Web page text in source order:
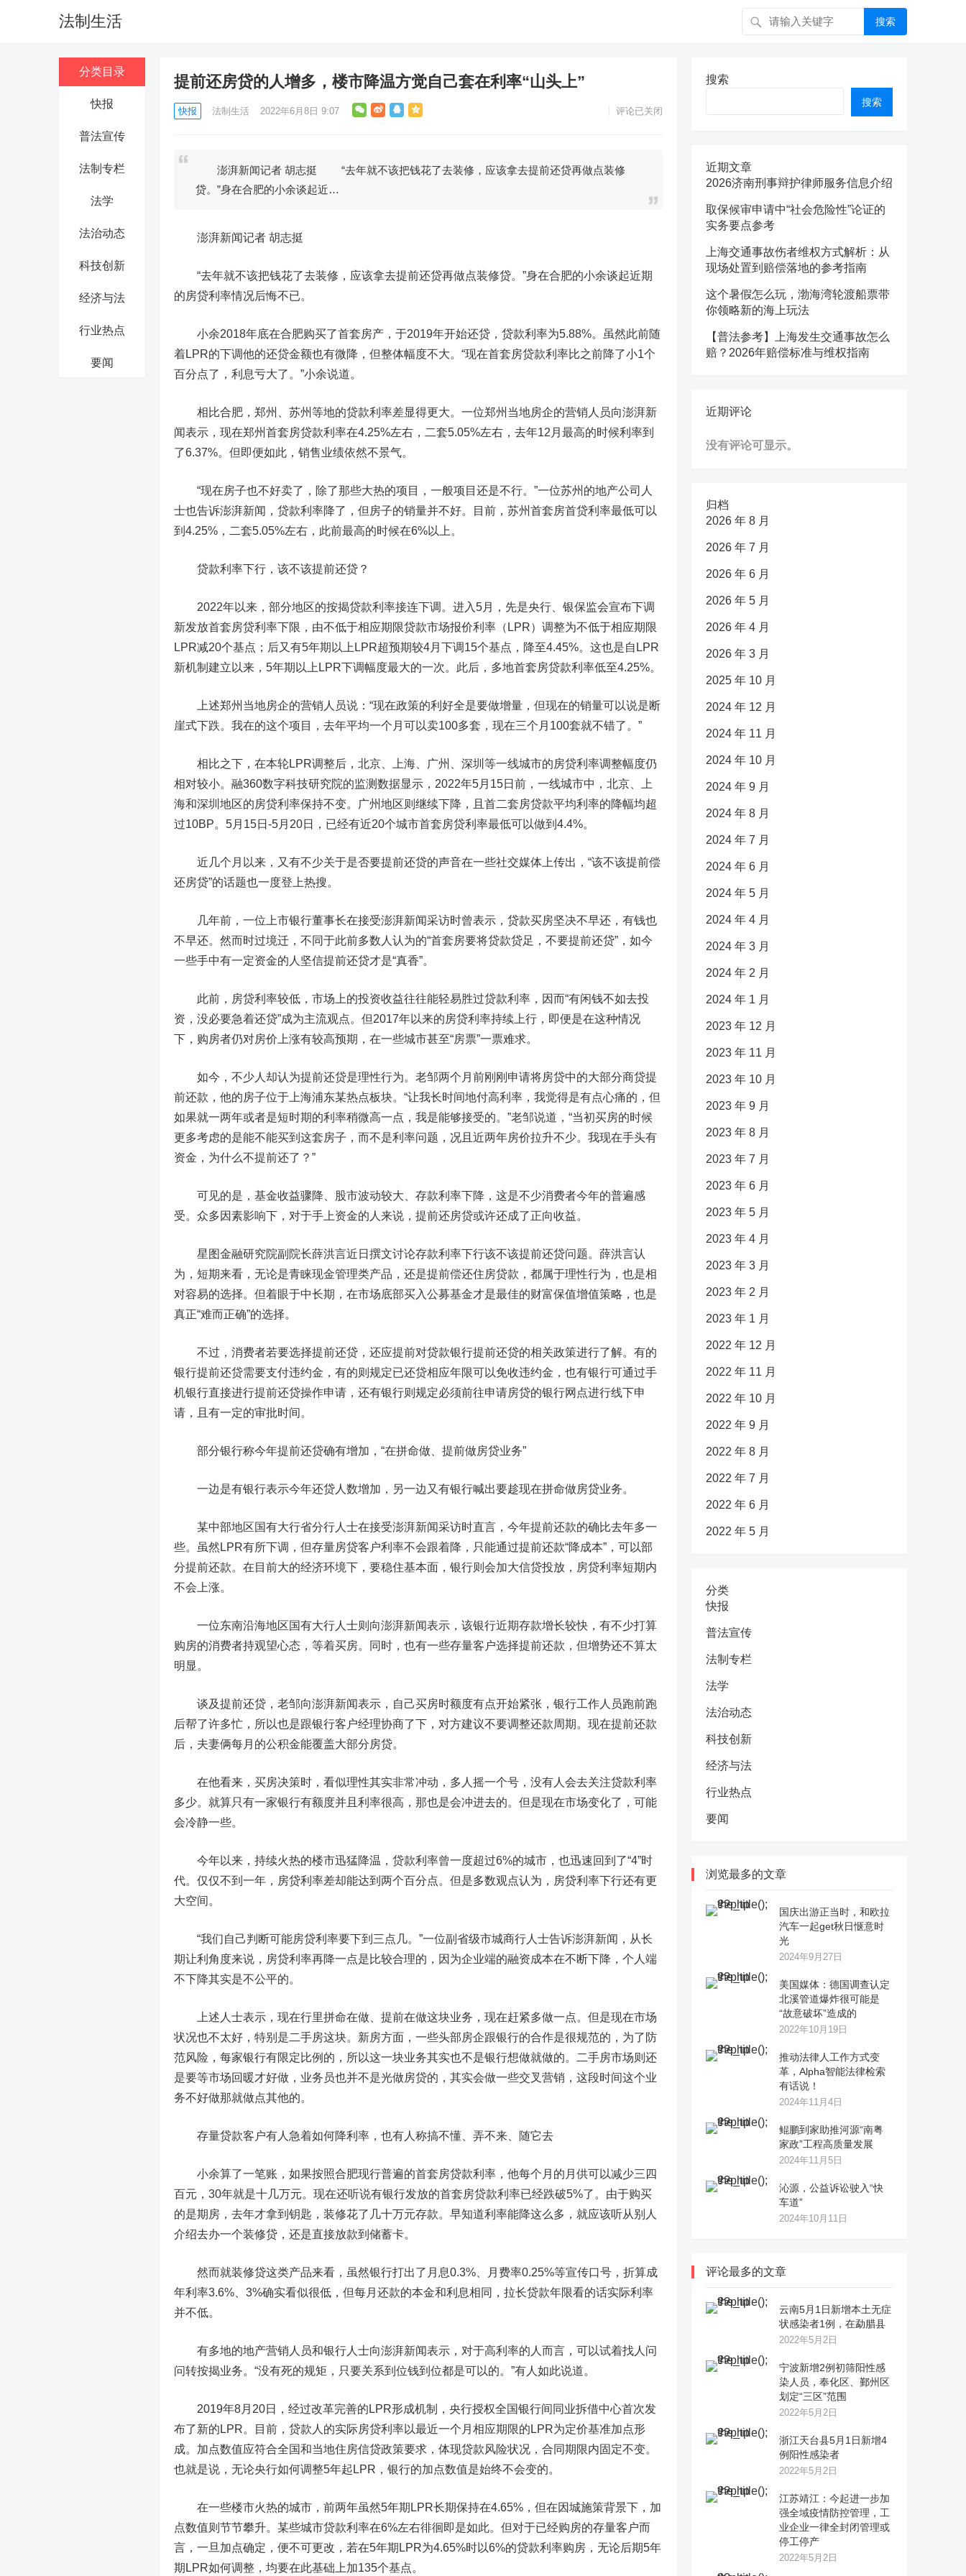
法制生活 搜索
分类目录
快报
普法宣传
法制专栏
法学
法治动态
科技创新
经济与法
行业热点
要闻
提前还房贷的人增多，楼市降温方觉自己套在利率“山头上”
快报 法制生活 2022年6月8日 9:07 评论已关闭
澎湃新闻记者 胡志挺 “去年就不该把钱花了去装修，应该拿去提前还贷再做点装修
贷。”身在合肥的小余谈起近…
澎湃新闻记者 胡志挺
“去年就不该把钱花了去装修，应该拿去提前还贷再做点装修贷。”身在合肥的小余谈起近期
的房贷利率情况后悔不已。
小余2018年底在合肥购买了首套房产，于2019年开始还贷，贷款利率为5.88%。虽然此前随
着LPR的下调他的还贷金额也有微降，但整体幅度不大。“现在首套房贷款利率比之前降了小1个
百分点了，利息亏大了。”小余说道。
相比合肥，郑州、苏州等地的贷款利率差显得更大。一位郑州当地房企的营销人员向澎湃新
闻表示，现在郑州首套房贷款利率在4.25%左右，二套5.05%左右，去年12月最高的时候利率到
了6.37%。但即便如此，销售业绩依然不景气。
“现在房子也不好卖了，除了那些大热的项目，一般项目还是不行。”一位苏州的地产公司人
士也告诉澎湃新闻，贷款利率降了，但房子的销量并不好。目前，苏州首套房首贷利率最低可以
到4.25%，二套5.05%左右，此前最高的时候在6%以上。
贷款利率下行，该不该提前还贷？
2022年以来，部分地区的按揭贷款利率接连下调。进入5月，先是央行、银保监会宣布下调
新发放首套房贷利率下限，由不低于相应期限贷款市场报价利率（LPR）调整为不低于相应期限
LPR减20个基点；后又有5年期以上LPR超预期较4月下调15个基点，降至4.45%。这也是自LPR
新机制建立以来，5年期以上LPR下调幅度最大的一次。此后，多地首套房贷款利率低至4.25%。
上述郑州当地房企的营销人员说：“现在政策的利好全是要做增量，但现在的销量可以说是断
崖式下跌。我在的这个项目，去年平均一个月可以卖100多套，现在三个月100套就不错了。”
相比之下，在本轮LPR调整后，北京、上海、广州、深圳等一线城市的房贷利率调整幅度仍
相对较小。融360数字科技研究院的监测数据显示，2022年5月15日前，一线城市中，北京、上
海和深圳地区的房贷利率保持不变。广州地区则继续下降，且首二套房贷款平均利率的降幅均超
过10BP。5月15日-5月20日，已经有近20个城市首套房贷利率最低可以做到4.4%。
近几个月以来，又有不少关于是否要提前还贷的声音在一些社交媒体上传出，“该不该提前偿
还房贷”的话题也一度登上热搜。
几年前，一位上市银行董事长在接受澎湃新闻采访时曾表示，贷款买房坚决不早还，有钱也
不早还。然而时过境迁，不同于此前多数人认为的“首套房要将贷款贷足，不要提前还贷”，如今
一些手中有一定资金的人坚信提前还贷才是“真香”。
此前，房贷利率较低，市场上的投资收益往往能轻易胜过贷款利率，因而“有闲钱不如去投
资，没必要急着还贷”成为主流观点。但2017年以来的房贷利率持续上行，即便是在这种情况
下，购房者仍对房价上涨有较高预期，在一些城市甚至“房票”一票难求。
如今，不少人却认为提前还贷是理性行为。老邹两个月前刚刚申请将房贷中的大部分商贷提
前还款，他的房子位于上海浦东某热点板块。“让我长时间地付高利率，我觉得是有点心痛的，但
如果就一两年或者是短时期的利率稍微高一点，我是能够接受的。”老邹说道，“当初买房的时候
更多考虑的是能不能买到这套房子，而不是利率问题，况且近两年房价拉升不少。我现在手头有
资金，为什么不提前还了？”
可见的是，基金收益骤降、股市波动较大、存款利率下降，这是不少消费者今年的普遍感
受。众多因素影响下，对于手上资金的人来说，提前还房贷或许还成了正向收益。
星图金融研究院副院长薛洪言近日撰文讨论存款利率下行该不该提前还贷问题。薛洪言认
为，短期来看，无论是青睐现金管理类产品，还是提前偿还住房贷款，都属于理性行为，也是相
对容易的选择。但着眼于中长期，在市场底部买入公募基金才是最佳的财富保值增值策略，也是
真正“难而正确”的选择。
不过，消费者若要选择提前还贷，还应提前对贷款银行提前还贷的相关政策进行了解。有的
银行提前还贷需要支付违约金，有的则规定已还贷相应年限可以免收违约金，也有银行可通过手
机银行直接进行提前还贷操作申请，还有银行则规定必须前往申请房贷的银行网点进行线下申
请，且有一定的审批时间。
部分银行称今年提前还贷确有增加，“在拼命做、提前做房贷业务”
一边是有银行表示今年还贷人数增加，另一边又有银行喊出要趁现在拼命做房贷业务。
某中部地区国有大行省分行人士在接受澎湃新闻采访时直言，今年提前还款的确比去年多一
些。虽然LPR有所下调，但存量房贷客户利率不会跟着降，只能通过提前还款“降成本”，可以部
分提前还款。在目前大的经济环境下，要稳住基本面，银行则会加大信贷投放，房贷利率短期内
不会上涨。
一位东南沿海地区国有大行人士则向澎湃新闻表示，该银行近期存款增长较快，有不少打算
购房的消费者持观望心态，等着买房。同时，也有一些存量客户选择提前还款，但增势还不算太
明显。
谈及提前还贷，老邹向澎湃新闻表示，自己买房时额度有点开始紧张，银行工作人员跑前跑
后帮了许多忙，所以也是跟银行客户经理协商了下，对方建议不要调整还款周期。现在提前还款
后，夫妻俩每月的公积金能覆盖大部分房贷。
在他看来，买房决策时，看似理性其实非常冲动，多人摇一个号，没有人会去关注贷款利率
多少。就算只有一家银行有额度并且利率很高，那也是会冲进去的。但是现在市场变化了，可能
会冷静一些。
今年以来，持续火热的楼市迅猛降温，贷款利率曾一度超过6%的城市，也迅速回到了“4”时
代。仅仅不到一年，房贷利率差却能达到两个百分点。但是多数观点认为，房贷利率下行还有更
大空间。
“我们自己判断可能房贷利率要下到三点几。”一位副省级市城商行人士告诉澎湃新闻，从长
期让利角度来说，房贷利率再降一点是比较合理的，因为企业端的融资成本在不断下降，个人端
不下降其实是不公平的。
上述人士表示，现在行里拼命在做、提前在做这块业务，现在赶紧多做一点。但是现在市场
状况也不太好，特别是二手房这块。新房方面，一些头部房企跟银行的合作是很规范的，为了防
范风险，每家银行有限定比例的，所以这一块业务其实也不是银行想做就做的。二手房市场则还
是要等市场回暖才好做，业务员也并不是光做房贷的，其实会做一些交叉营销，这段时间这个业
务不好做那就做点其他的。
存量贷款客户有人急着如何降利率，也有人称搞不懂、弄不来、随它去
小余算了一笔账，如果按照合肥现行普遍的首套房贷款利率，他每个月的月供可以减少三四
百元，30年就是十几万元。现在还听说有银行发放的首套房贷款利率已经跌破5%了。由于购买
的是期房，去年才拿到钥匙，装修花了几十万元存款。早知道利率能降这么多，就应该听从别人
介绍去办一个装修贷，还是直接放款到储蓄卡。
然而就装修贷这类产品来看，虽然银行打出了月息0.3%、月费率0.25%等宣传口号，折算成
年利率3.6%、3%确实看似很低，但每月还款的本金和利息相同，拉长贷款年限看的话实际利率
并不低。
有多地的地产营销人员和银行人士向澎湃新闻表示，对于高利率的人而言，可以试着找人问
问转按揭业务。“没有死的规矩，只要关系到位钱到位都是可以的。”有人如此说道。
2019年8月20日，经过改革完善的LPR形成机制，央行授权全国银行间同业拆借中心首次发
布了新的LPR。目前，贷款人的实际房贷利率以最近一个月相应期限的LPR为定价基准加点形
成。加点数值应符合全国和当地住房信贷政策要求，体现贷款风险状况，合同期限内固定不变。
也就是说，无论央行如何调整5年起LPR，银行的加点数值是始终不会变的。
在一些楼市火热的城市，前两年虽然5年期LPR长期保持在4.65%，但在因城施策背景下，加
点数值则节节攀升。某些城市贷款利率在6%左右徘徊即是如此。但对于已经购房的存量客户而
言，一旦加点确定，便不可更改，若在5年期LPR为4.65%时以6%的贷款利率购房，无论后期5年
期LPR如何调整，均要在此基础上加135个基点。
搜索
搜索
近期文章
2026济南刑事辩护律师服务信息介绍
取保候审申请中“社会危险性”论证的
实务要点参考
上海交通事故伤者维权方式解析：从
现场处置到赔偿落地的参考指南
这个暑假怎么玩，渤海湾轮渡船票带
你领略新的海上玩法
【普法参考】上海发生交通事故怎么
赔？2026年赔偿标准与维权指南
近期评论
没有评论可显示。
归档
2026 年 8 月
2026 年 7 月
2026 年 6 月
2026 年 5 月
2026 年 4 月
2026 年 3 月
2025 年 10 月
2024 年 12 月
2024 年 11 月
2024 年 10 月
2024 年 9 月
2024 年 8 月
2024 年 7 月
2024 年 6 月
2024 年 5 月
2024 年 4 月
2024 年 3 月
2024 年 2 月
2024 年 1 月
2023 年 12 月
2023 年 11 月
2023 年 10 月
2023 年 9 月
2023 年 8 月
2023 年 7 月
2023 年 6 月
2023 年 5 月
2023 年 4 月
2023 年 3 月
2023 年 2 月
2023 年 1 月
2022 年 12 月
2022 年 11 月
2022 年 10 月
2022 年 9 月
2022 年 8 月
2022 年 7 月
2022 年 6 月
2022 年 5 月
分类
快报
普法宣传
法制专栏
法学
法治动态
科技创新
经济与法
行业热点
要闻
浏览最多的文章
国庆出游正当时，和欧拉
汽车一起get秋日惬意时
光
2024年9月27日
美国媒体：德国调查认定
北溪管道爆炸很可能是
“故意破坏”造成的
2022年10月19日
推动法律人工作方式变
革，Alpha智能法律检索
有话说！
2024年11月4日
鲲鹏到家助推河源“南粤
家政”工程高质量发展
2024年11月5日
沁源，公益诉讼驶入“快
车道”
2024年10月11日
评论最多的文章
云南5月1日新增本土无症
状感染者1例，在勐腊县
2022年5月2日
宁波新增2例初筛阳性感
染人员，奉化区、鄞州区
划定“三区”范围
2022年5月2日
浙江天台县5月1日新增4
例阳性感染者
2022年5月2日
江苏靖江：今起进一步加
强全域疫情防控管理，工
业企业一律全封闭管理或
停工停产
2022年5月2日